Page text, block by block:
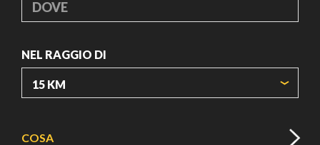
DOVE
NEL RAGGIO DI
COSA